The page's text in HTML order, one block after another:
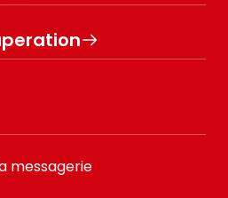
messagerie